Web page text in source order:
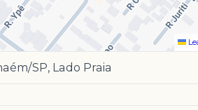
SP, Lado Praia